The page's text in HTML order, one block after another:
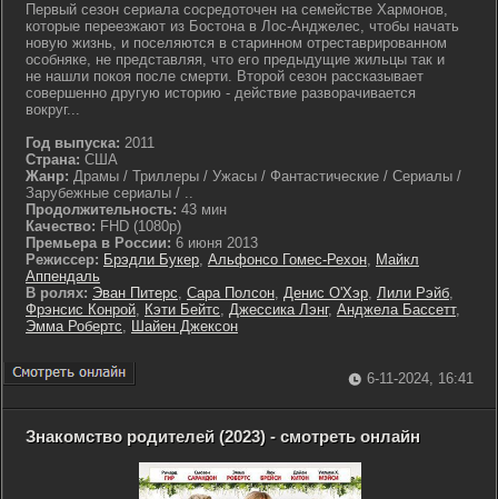
Первый сезон сериала сосредоточен на семействе Хармонов,
которые переезжают из Бостона в Лос-Анджелес, чтобы начать
новую жизнь, и поселяются в старинном отреставрированном
особняке, не представляя, что его предыдущие жильцы так и
не нашли покоя после смерти. Второй сезон рассказывает
совершенно другую историю - действие разворачивается
вокруг...
Год выпуска: 2011
Страна: США
Жанр: Драмы / Триллеры / Ужасы / Фантастические / Сериалы /
Зарубежные сериалы / ..
Продолжительность: 43 мин
Качество: FHD (1080p)
Премьера в России: 6 июня 2013
Режиссер: Брэдли Букер, Альфонсо Гомес-Рехон, Майкл
Аппендаль
В ролях: Эван Питерс, Сара Полсон, Денис О'Хэр, Лили Рэйб,
Фрэнсис Конрой, Кэти Бейтс, Джессика Лэнг, Анджела Бассетт,
Эмма Робертс, Шайен Джексон
6-11-2024, 16:41
Знакомство родителей (2023) - смотреть онлайн